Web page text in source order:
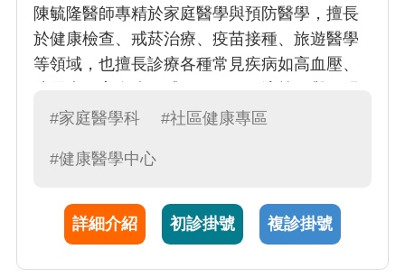
陳毓隆醫師專精於家庭醫學與預防醫學，擅長
於健康檢查、戒菸治療、疫苗接種、旅遊醫學
等領域，也擅長診療各種常見疾病如高血壓、
原因症狀的鑑別診斷。他熱中預防醫學的教學
防制、健康檢查和疫苗接種的專題演講。曾經
專長，整合患者問題及提供個人化最佳建議，
屢屢獲得來自各國患者的高度評價。目前也擔
任本院健康檢查中心專責主治醫師，致力於提
#家庭醫學科 #社區健康專區
#健康醫學中心
詳細介紹 初診掛號 複診掛號